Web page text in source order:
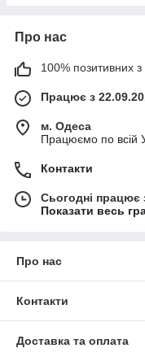
Про нас
100% позитивних з
Працює з
м. Одеса
Працюємо по всій
Контакти
Сьогодні працює
Показати весь
Про нас
Контакти
Доставка та оплата